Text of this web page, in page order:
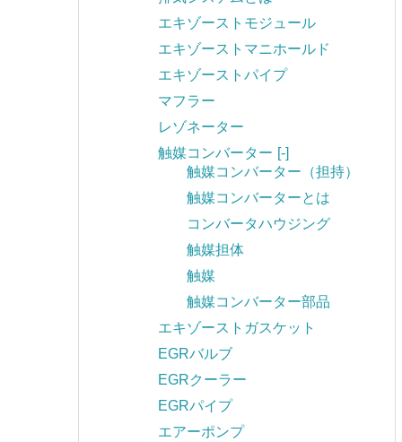
エキゾーストモジュール
エキゾーストマニホールド
エキゾーストパイプ
マフラー
レゾネーター
触媒コンバーター [-]
触媒コンバーター（担持）
触媒コンバーターとは
コンバータハウジング
触媒担体
触媒
触媒コンバーター部品
エキゾーストガスケット
EGRバルブ
EGRクーラー
EGRパイプ
エアーポンプ